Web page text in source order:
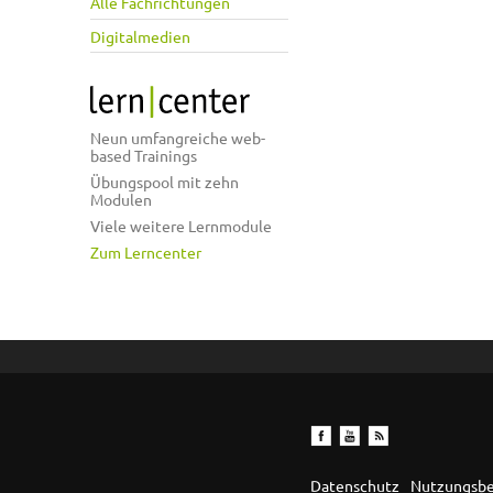
Digitalmedien
Neun umfangreiche web-
based Trainings
Übungspool mit zehn
Modulen
Viele weitere Lernmodule
Zum Lerncenter
Datenschutz